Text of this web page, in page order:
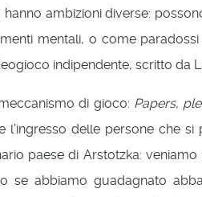
ambizioni diverse:
mentali, o come
indipendente, scritto da
di gioco: Papers,
delle persone che
paese di Arstotzka:
se abbiamo guadagnato